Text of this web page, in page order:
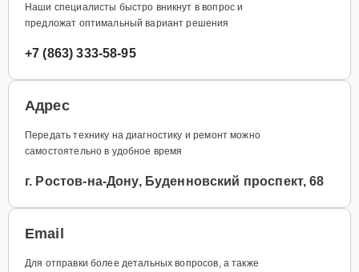
Наши специалисты быстро вникнут в вопрос и
предложат оптимальный вариант решения
+7 (863) 333-58-95
Адрес
Передать технику на диагностику и ремонт можно
самостоятельно в удобное время
г. Ростов-на-Дону, Буденновский проспект, 68
Email
Для отправки более детальных вопросов, а также